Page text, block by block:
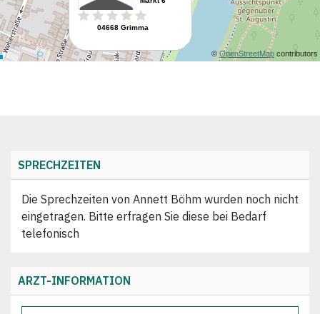
SPRECHZEITEN
Die Sprechzeiten von Annett Böhm wurden noch nicht
eingetragen. Bitte erfragen Sie diese bei Bedarf
telefonisch
ARZT-INFORMATION